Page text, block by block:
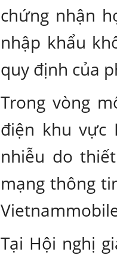
chứng nhận
nhập khẩu
quy định của
Trong vòng
điện khu vực
nhiễu do
mạng thông
Tại Hội nghị